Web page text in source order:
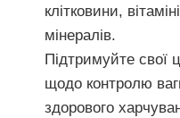
клітковини,
мінералів.
Підтримуйте свої
щодо контролю
здорового